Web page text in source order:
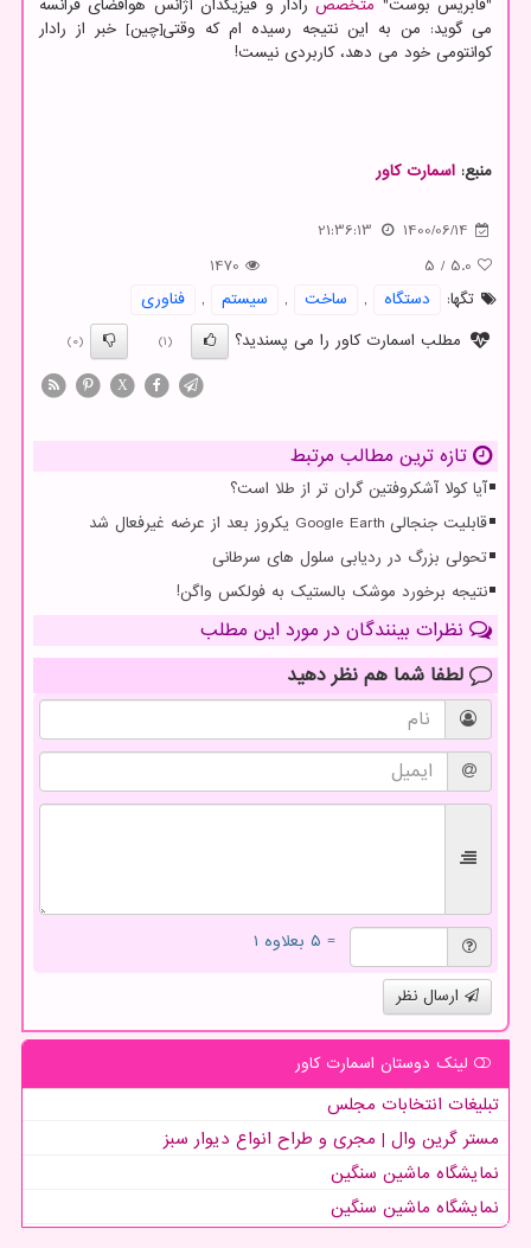
"فابریس بوست" متخصصرادار و فیزیکدان آژانس هوافضای فرانسه
می گوید: من به این نتیجه رسیده ام که وقتی[چین] خبر از رادار
کوانتومی خود می دهد، کاربردی نیست!
منبع: اسمارت كاور
1400/06/14
21:36:13
5.0
/
5
1470
تگها:
دستگاه , ساخت , سیستم ,
فناوری
مطلب اسمارت کاور را می پسندید؟
(1)
(0)
X
تازه ترین مطالب مرتبط
آیا کولا آشکروفتین گران تر از طلا است؟
قابلیت جنجالی Google Earth یکروز بعد از عرضه غیرفعال شد
تحولی بزرگ در ردیابی سلول های سرطانی
نتیجه برخورد موشک بالستیک به فولکس واگن!
نظرات بینندگان در مورد این مطلب
لطفا شما هم نظر دهید
= ۵ بعلاوه ۱
ارسال نظر
لینک دوستان اسمارت كاور
تبلیغات انتخابات مجلس
مستر گرین وال | مجری و طراح انواع دیوار سبز
نمایشگاه ماشین سنگین
نمایشگاه ماشین سنگین